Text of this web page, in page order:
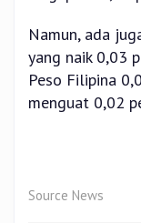
Namun, ada
yang naik 0,03
Peso Filipina
menguat 0,02
Source News